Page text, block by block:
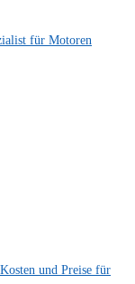
und Preise für